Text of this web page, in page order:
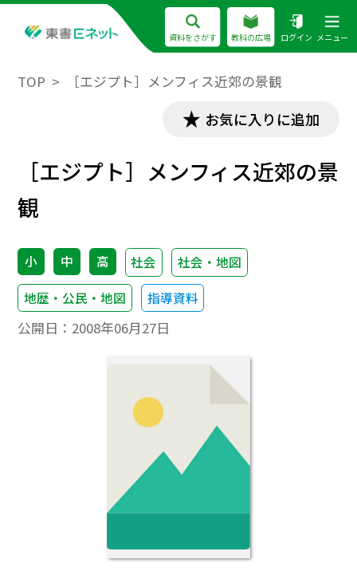
資料をさがす 教科の広場 ログイン メニュー
TOP ［エジプト］メンフィス近郊の景観
お気に入りに追加
［エジプト］メンフィス近郊の景
観
小 中 高 社会
社会・地図
地歴・公民・地図
指導資料
公開日： 2008年06月27日